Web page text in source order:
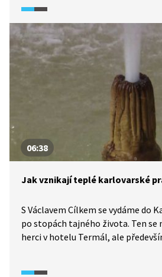
k realitě bezvýznamného
kterého ovládají jiní. Přijde však
zásadně změní. Karlovy Vary
osobní lékař samé císařovny dr.
muži, který ho zaujme svým
06:38
Jak vznikají teplé karlovarské
S Václavem Cílkem se vydáme do
po stopách tajného života. Ten se
herci v hotelu Termál, ale